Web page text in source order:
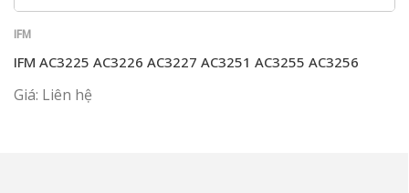
IFM
IFM AC3225 AC3226 AC3227 AC3251 AC3255 AC3256
Giá: Liên hệ